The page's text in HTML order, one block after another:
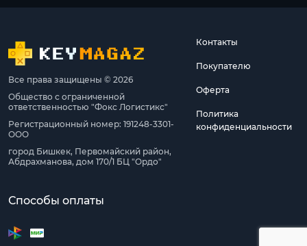
Все права защищены © 2026
Общество с ограниченной
ответственностью "Фокс Логистикс"
Регистрационный номер: 191248-3301-
ООО
город Бишкек, Первомайский район,
Абдрахманова, дом 170/1 БЦ "Ордо"
Контакты
Покупателю
Оферта
Политика
конфиденциальности
Способы оплаты